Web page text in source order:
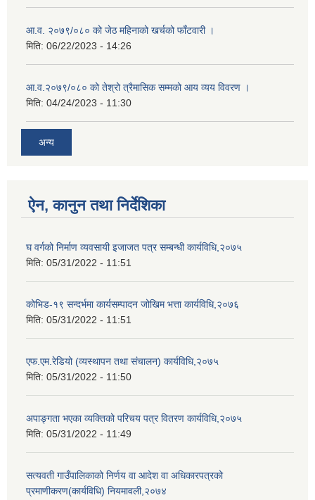
आ.व. २०७९/०८० को जेठ महिनाको खर्चको फाँटवारी ।
मिति: 06/22/2023 - 14:26
आ.व.२०७९/०८० को तेश्रो त्रैमासिक सम्मको आय व्यय विवरण ।
मिति: 04/24/2023 - 11:30
अन्य
ऐन, कानुन तथा निर्देशिका
घ वर्गको निर्माण व्यवसायी इजाजत पत्र सम्बन्धी कार्यविधि,२०७५
मिति: 05/31/2022 - 11:51
कोभिड-१९ सन्दर्भमा कार्यसम्पादन जोखिम भत्ता कार्यविधि,२०७६
मिति: 05/31/2022 - 11:51
एफ.एम.रेडियो (व्यस्थापन तथा संचालन) कार्यविधि,२०७५
मिति: 05/31/2022 - 11:50
अपाङ्गता भएका व्यक्तिको परिचय पत्र वितरण कार्यविधि,२०७५
मिति: 05/31/2022 - 11:49
सत्यवती गाउँपालिकाको निर्णय वा आदेश वा अधिकारपत्रको
प्रमाणीकरण(कार्यविधि) नियमावली,२०७४